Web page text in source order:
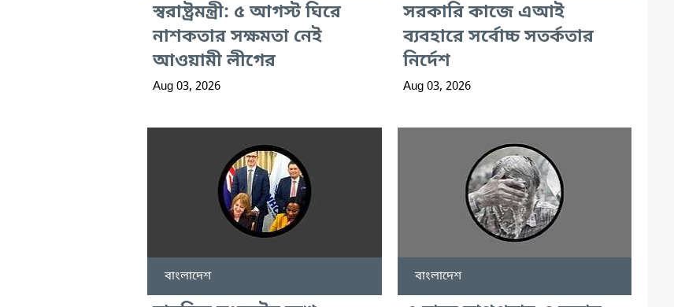
স্বরাষ্ট্রমন্ত্রী: ৫ আগস্ট ঘিরে
নাশকতার সক্ষমতা নেই
আওয়ামী লীগের
Aug 03, 2026
সরকারি কাজে এআই
ব্যবহারে সর্বোচ্চ সতর্কতার
নির্দেশ
Aug 03, 2026
বাংলাদেশ বাংলাদেশ